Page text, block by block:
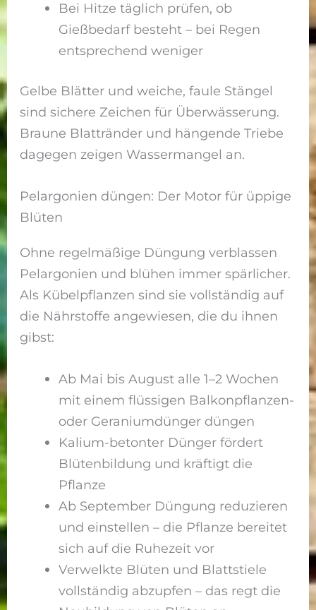
Bei Hitze täglich prüfen, ob
Gießbedarf besteht – bei Regen
entsprechend weniger
Gelbe Blätter und weiche, faule Stängel
sind sichere Zeichen für Überwässerung.
Braune Blattränder und hängende Triebe
dagegen zeigen Wassermangel an.
Pelargonien düngen: Der Motor für üppige
Blüten
Ohne regelmäßige Düngung verblassen
Pelargonien und blühen immer spärlicher.
Als Kübelpflanzen sind sie vollständig auf
die Nährstoffe angewiesen, die du ihnen
gibst:
Ab Mai bis August alle 1–2 Wochen
mit einem flüssigen Balkonpflanzen-
oder Geraniumdünger düngen
Kalium-betonter Dünger fördert
Blütenbildung und kräftigt die
Pflanze
Ab September Düngung reduzieren
und einstellen – die Pflanze bereitet
sich auf die Ruhezeit vor
Verwelkte Blüten und Blattstiele
vollständig abzupfen – das regt die